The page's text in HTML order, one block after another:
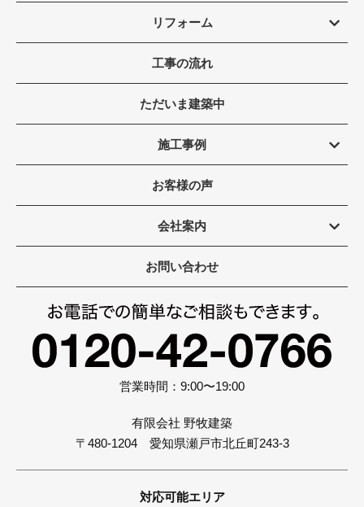
リフォーム
工事の流れ
ただいま建築中
施工事例
お客様の声
会社案内
お問い合わせ
営業時間：9:00〜19:00
有限会社 野牧建築
〒480-1204 愛知県瀬戸市北丘町243-3
対応可能エリア